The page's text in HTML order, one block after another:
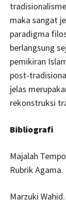
maka sangat
paradigma
berlangsung
pemikiran
post-
jelas
rekonstruksi
Bibliografi
Majalah
Rubrik Agama.
Marzuki